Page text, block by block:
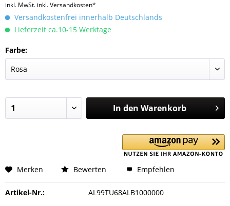
inkl. MwSt. inkl. Versandkosten*
Versandkostenfrei innerhalb Deutschlands
Lieferzeit ca.10-15 Werktage
Farbe:
In den Warenkorb
Merken Bewerten Empfehlen
Artikel-Nr.: AL99TU68ALB1000000